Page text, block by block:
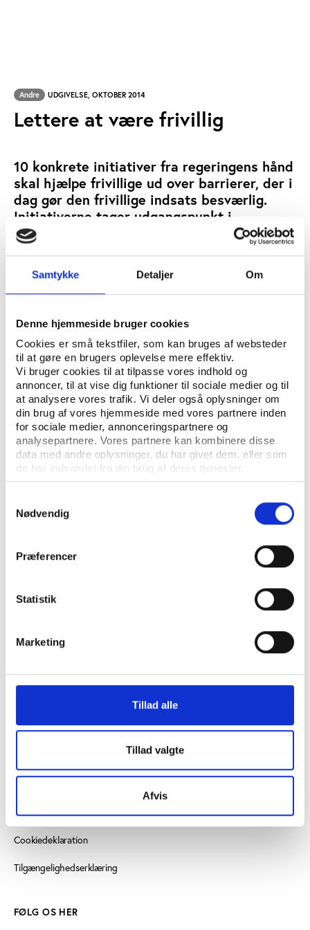
Samtykke Detaljer Om
Denne hjemmeside bruger cookies
Cookies er små tekstfiler, som kan bruges af websteder
til at gøre en brugers oplevelse mere effektiv.
Vi bruger cookies til at tilpasse vores indhold og
annoncer, til at vise dig funktioner til sociale medier og til
at analysere vores trafik. Vi deler også oplysninger om
din brug af vores hjemmeside med vores partnere inden
for sociale medier, annonceringspartnere og
analysepartnere. Vores partnere kan kombinere disse
data med andre oplysninger, du har givet dem, eller som
de har indsamlet fra din brug af deres tjenester.
Nødvendig
Præferencer
Statistik
Marketing
Tillad alle
Tillad valgte
Afvis
Andre UDGIVELSE, OKTOBER 2014
Lettere at være frivillig
10 konkrete initiativer fra regeringens hånd
skal hjælpe frivillige ud over barrierer, der i
dag gør den frivillige indsats besværlig.
Initiativerne tager udgangspunkt i
problemer, de frivillige oplever, og i
løsninger, som de frivillige selv har givet
input til.
ÅBN RAPPORT
UDGIVER: REGERINGEN
ANTAL SIDER: 10
ISBN: 978-87-93214-31-6
+45 3266 1030
Læs mere om instituttet
SE OGSÅ
Persondatapolitik
Cookiedeklaration
Tilgængelighedserklæring
FØLG OS HER